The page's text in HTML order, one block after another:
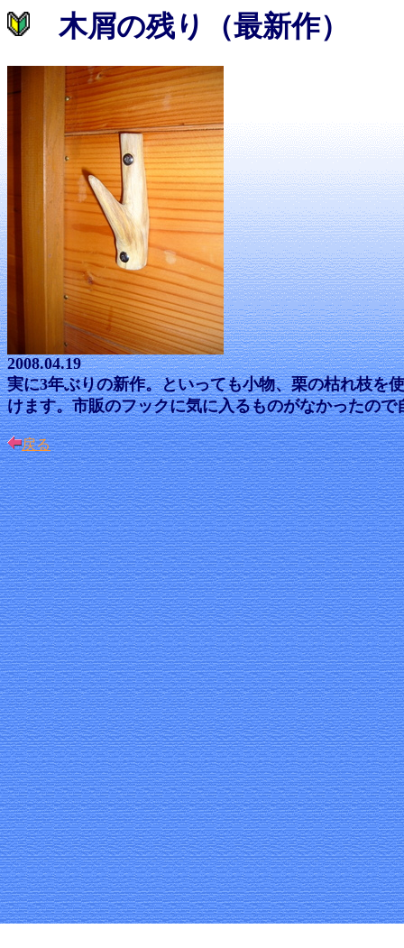
木屑の残り（最新作）
2008.04.19
実に3年ぶりの新作。といっても小物、栗の枯れ枝を
けます。市販のフックに気に入るものがなかったので
戻る